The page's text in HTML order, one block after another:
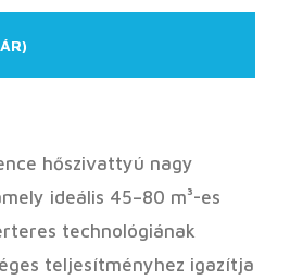
hőszivattyú nagy
ideális 45–80 m³-es
technológiának
teljesítményhez igazítja